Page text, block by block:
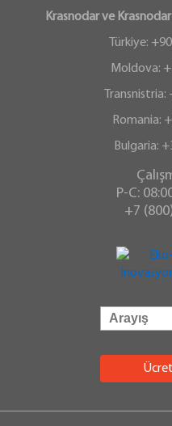
Krasnodar ve
Türkiye:
Moldova:
Romania:
Bulgaria:
P-C:
+7